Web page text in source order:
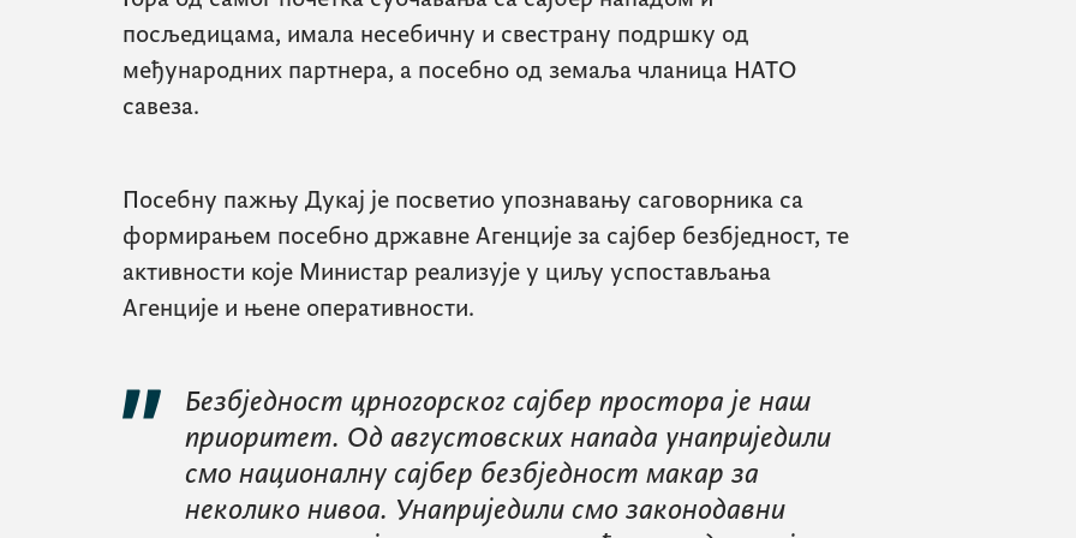
посљедицама, имала несебичну и свестрану подршку од
међународних партнера, а посебно од земаља чланица НАТО
савеза.
Посебну пажњу Дукај је посветио упознавању саговорника са
формирањем посебно државне Агенције за сајбер безбједност, те
активности које Министар реализује у циљу успостављања
Агенције и њене оперативности.
Безбједност црногорског сајбер простора је наш
приоритет. Од августовских напада унаприједили
смо националну сајбер безбједност макар за
неколико нивоа. Унаприједили смо законодавни